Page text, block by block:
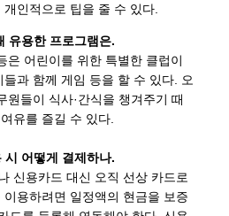
인적으로 팁을 줄 수 있다.
유용한 프로그램은.
은 어린이를 위한 특별한 클럽이
과 함께 게임 등을 할 수 있다. 오
원들이 식사·간식을 챙겨주기 때
유를 즐길 수 있다.
시 어떻게 결제하나.
신용카드 대신 오직 선상 카드로
용하려면 일정액의 현금을 보증